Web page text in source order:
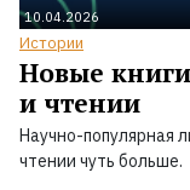
10.04.2026
Истории
Новые книги
и чтении
Научно-популярная
чтении чуть больше.